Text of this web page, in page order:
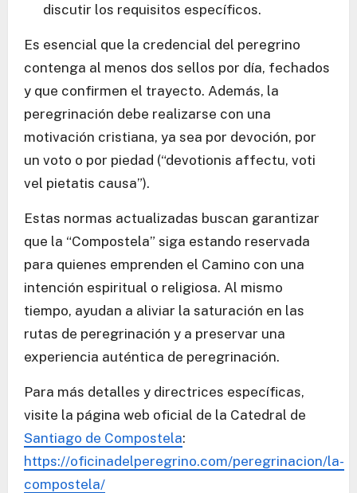
discutir los requisitos específicos.
Es esencial que la credencial del peregrino
contenga al menos dos sellos por día, fechados
y que confirmen el trayecto. Además, la
peregrinación debe realizarse con una
motivación cristiana, ya sea por devoción, por
un voto o por piedad (“devotionis affectu, voti
vel pietatis causa”).
Estas normas actualizadas buscan garantizar
que la “Compostela” siga estando reservada
para quienes emprenden el Camino con una
intención espiritual o religiosa. Al mismo
tiempo, ayudan a aliviar la saturación en las
rutas de peregrinación y a preservar una
experiencia auténtica de peregrinación.
Para más detalles y directrices específicas,
visite la página web oficial de la Catedral de
Santiago de Compostela:
https://oficinadelperegrino.com/peregrinacion/la-
compostela/